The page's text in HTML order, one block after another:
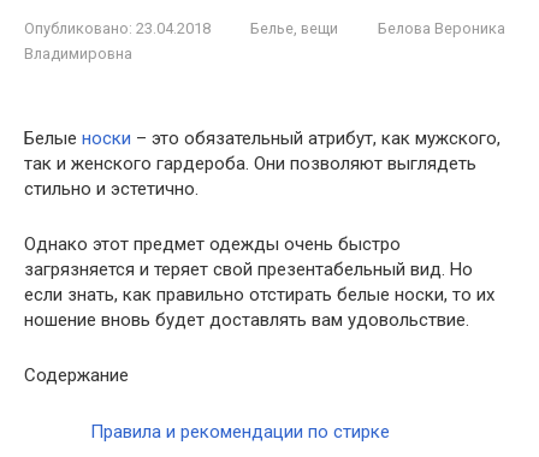
Опубликовано: 23.04.2018 Белье, вещи
Белова Вероника
Владимировна
Белые носки – это обязательный атрибут, как мужского,
так и женского гардероба. Они позволяют выглядеть
стильно и эстетично.
Однако этот предмет одежды очень быстро
загрязняется и теряет свой презентабельный вид. Но
если знать, как правильно отстирать белые носки, то их
ношение вновь будет доставлять вам удовольствие.
Содержание
Правила и рекомендации по стирке